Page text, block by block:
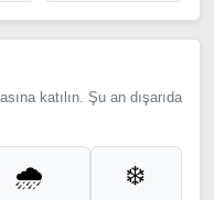
katılın. Şu an dışarıda
🌧️ ❄️